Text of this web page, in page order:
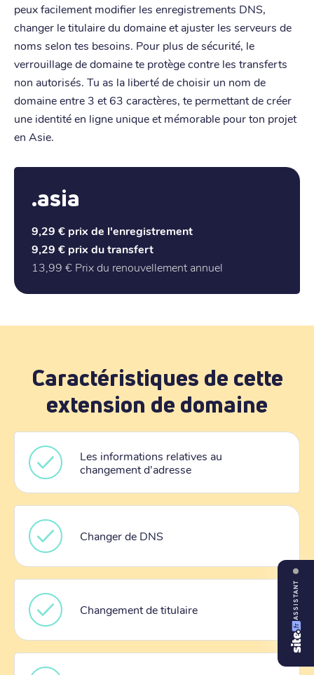
peux facilement modifier les enregistrements DNS,
changer le titulaire du domaine et ajuster les serveurs de
noms selon tes besoins. Pour plus de sécurité, le
verrouillage de domaine te protège contre les transferts
non autorisés. Tu as la liberté de choisir un nom de
domaine entre 3 et 63 caractères, te permettant de créer
une identité en ligne unique et mémorable pour ton projet
en Asie.
.asia
9,29 € prix de l'enregistrement
9,29 € prix du transfert
13,99 € Prix du renouvellement annuel
Caractéristiques de cette
extension de domaine
Les informations relatives au
changement d'adresse
Changer de DNS
Changement de titulaire ASSISTANT